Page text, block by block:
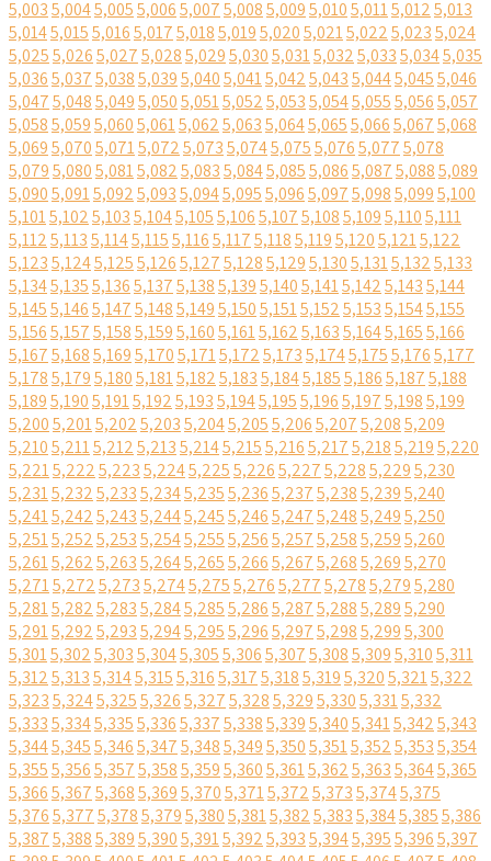
5,0035,0045,0055,0065,0075,0085,0095,0105,0115,0125,013
5,0145,0155,0165,0175,0185,0195,0205,0215,0225,0235,024
5,0255,0265,0275,0285,0295,0305,0315,0325,0335,0345,035
5,0365,0375,0385,0395,0405,0415,0425,0435,0445,0455,046
5,0475,0485,0495,0505,0515,0525,0535,0545,0555,0565,057
5,0585,0595,0605,0615,0625,0635,0645,0655,0665,0675,068
5,0695,0705,0715,0725,0735,0745,0755,0765,0775,078
5,0795,0805,0815,0825,0835,0845,0855,0865,0875,0885,089
5,0905,0915,0925,0935,0945,0955,0965,0975,0985,0995,100
5,1015,1025,1035,1045,1055,1065,1075,1085,1095,1105,111
5,1125,1135,1145,1155,1165,1175,1185,1195,1205,1215,122
5,1235,1245,1255,1265,1275,1285,1295,1305,1315,1325,133
5,1345,1355,1365,1375,1385,1395,1405,1415,1425,1435,144
5,1455,1465,1475,1485,1495,1505,1515,1525,1535,1545,155
5,1565,1575,1585,1595,1605,1615,1625,1635,1645,1655,166
5,1675,1685,1695,1705,1715,1725,1735,1745,1755,1765,177
5,1785,1795,1805,1815,1825,1835,1845,1855,1865,1875,188
5,1895,1905,1915,1925,1935,1945,1955,1965,1975,1985,199
5,2005,2015,2025,2035,2045,2055,2065,2075,2085,209
5,2105,2115,2125,2135,2145,2155,2165,2175,2185,2195,220
5,2215,2225,2235,2245,2255,2265,2275,2285,2295,230
5,2315,2325,2335,2345,2355,2365,2375,2385,2395,240
5,2415,2425,2435,2445,2455,2465,2475,2485,2495,250
5,2515,2525,2535,2545,2555,2565,2575,2585,2595,260
5,2615,2625,2635,2645,2655,2665,2675,2685,2695,270
5,2715,2725,2735,2745,2755,2765,2775,2785,2795,280
5,2815,2825,2835,2845,2855,2865,2875,2885,2895,290
5,2915,2925,2935,2945,2955,2965,2975,2985,2995,300
5,3015,3025,3035,3045,3055,3065,3075,3085,3095,3105,311
5,3125,3135,3145,3155,3165,3175,3185,3195,3205,3215,322
5,3235,3245,3255,3265,3275,3285,3295,3305,3315,332
5,3335,3345,3355,3365,3375,3385,3395,3405,3415,3425,343
5,3445,3455,3465,3475,3485,3495,3505,3515,3525,3535,354
5,3555,3565,3575,3585,3595,3605,3615,3625,3635,3645,365
5,3665,3675,3685,3695,3705,3715,3725,3735,3745,375
5,3765,3775,3785,3795,3805,3815,3825,3835,3845,3855,386
5,3875,3885,3895,3905,3915,3925,3935,3945,3955,3965,397